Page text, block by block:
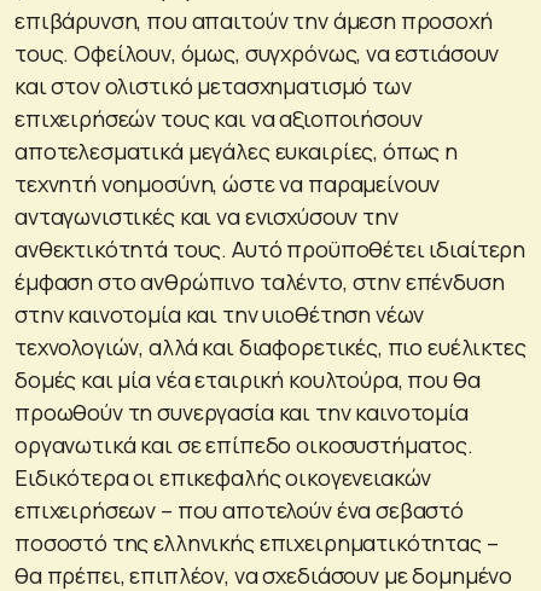
επιβάρυνση, που απαιτούν την άμεση προσοχή
τους. Οφείλουν, όμως, συγχρόνως, να εστιάσουν
και στον ολιστικό μετασχηματισμό των
επιχειρήσεών τους και να αξιοποιήσουν
αποτελεσματικά μεγάλες ευκαιρίες, όπως η
τεχνητή νοημοσύνη, ώστε να παραμείνουν
ανταγωνιστικές και να ενισχύσουν την
ανθεκτικότητά τους. Αυτό προϋποθέτει ιδιαίτερη
έμφαση στο ανθρώπινο ταλέντο, στην επένδυση
στην καινοτομία και την υιοθέτηση νέων
τεχνολογιών, αλλά και διαφορετικές, πιο ευέλικτες
δομές και μία νέα εταιρική κουλτούρα, που θα
προωθούν τη συνεργασία και την καινοτομία
οργανωτικά και σε επίπεδο οικοσυστήματος.
Ειδικότερα οι επικεφαλής οικογενειακών
επιχειρήσεων – που αποτελούν ένα σεβαστό
ποσοστό της ελληνικής επιχειρηματικότητας –
θα πρέπει, επιπλέον, να σχεδιάσουν με δομημένο